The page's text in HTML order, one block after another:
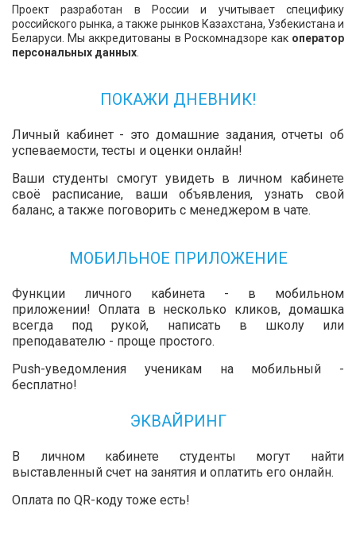
Проект разработан в России и учитывает специфику
российского рынка, а также рынков Казахстана, Узбекистана и
Беларуси. Мы аккредитованы в Роскомнадзоре как оператор
персональных данных
ПОКАЖИ ДНЕВНИК!
Личный кабинет - это домашние задания, отчеты об
успеваемости, тесты и оценки онлайн!
Ваши студенты смогут увидеть в личном кабинете
своё расписание, ваши объявления, узнать свой
баланс, а также поговорить с менеджером в чате.
МОБИЛЬНОЕ ПРИЛОЖЕНИЕ
Функции личного кабинета - в мобильном
приложении! Оплата в несколько кликов, домашка
всегда под рукой, написать в школу или
преподавателю - проще простого.
Push-уведомления ученикам на мобильный -
бесплатно!
ЭКВАЙРИНГ
В личном кабинете студенты могут найти
выставленный счет на занятия и оплатить его онлайн.
Оплата по QR-коду тоже есть!